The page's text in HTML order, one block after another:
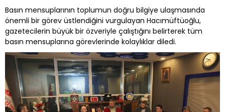
Basın mensuplarının toplumun doğru bilgiye ulaşmasında
önemli bir görev üstlendiğini vurgulayan Hacımüftüoğlu,
gazetecilerin büyük bir özveriyle çalıştığını belirterek tüm
basın mensuplarına görevlerinde kolaylıklar diledi.